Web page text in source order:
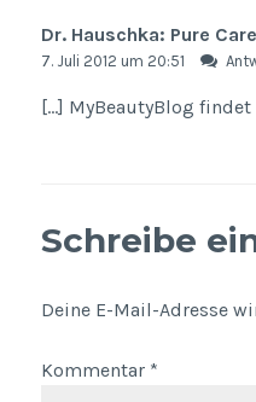
Dr. Hauschka: Pure
7. Juli 2012 um 20:51
[…] MyBeautyBlog
Schreibe
Deine E-Mail-Adresse
Kommentar *